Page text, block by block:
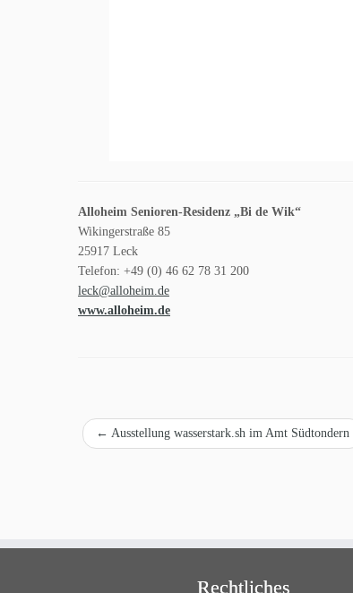
Alloheim Senioren-Residenz „Bi de Wik“
Wikingerstraße 85
25917 Leck
Telefon: +49 (0) 46 62 78 31 200
leck@alloheim.de
www.alloheim.de
← Ausstellung wasserstark.sh im Amt Südtondern
Rechtliches